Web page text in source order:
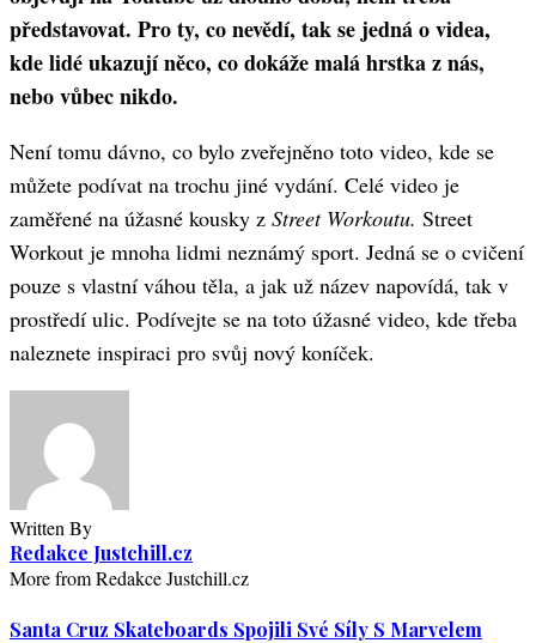
představovat. Pro ty, co nevědí, tak se jedná o videa,
kde lidé ukazují něco, co dokáže malá hrstka z nás,
nebo vůbec nikdo.
Není tomu dávno, co bylo zveřejněno toto video, kde se
můžete podívat na trochu jiné vydání. Celé video je
zaměřené na úžasné kousky z Street Workoutu. Street
Workout je mnoha lidmi neznámý sport. Jedná se o cvičení
pouze s vlastní váhou těla, a jak už název napovídá, tak v
prostředí ulic. Podívejte se na toto úžasné video, kde třeba
naleznete inspiraci pro svůj nový koníček.
Written By
Redakce Justchill.cz
More from Redakce Justchill.cz
Santa Cruz Skateboards Spojili Své Síly S Marvelem